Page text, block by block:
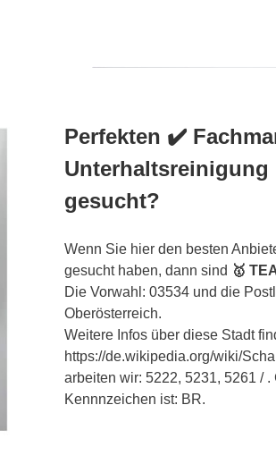
Perfekten ✔️
gesucht?
Wenn Sie hier den besten
gesucht haben, dann sind 🥇
Die Vorwahl: 03534 und die
Oberösterreich.
Weitere Infos über diese Stadt
https://de.wikipedia.org/wiki/
arbeiten wir: 5222, 5231, 5261 /
Kennnzeichen ist: BR.